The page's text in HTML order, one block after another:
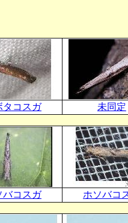
タコスガ 未同定
バコスガ ホソバコ